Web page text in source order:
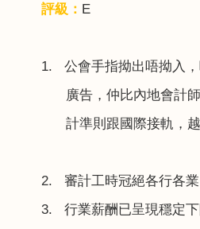
評級： E
1. 公會手指拗出唔拗入
廣告，仲比內地會計
計準則跟國際接軌，
2. 審計工時冠絕各行各
3. 行業薪酬已呈現穩定